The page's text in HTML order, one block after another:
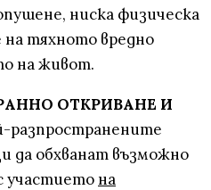
ниска физическа
на тяхното вредно
на живот.
ОТКРИВАНЕ И
разпространените
да обхванат възможно
участието на